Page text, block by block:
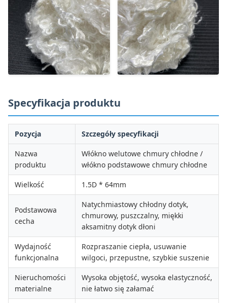
Specyfikacja produktu
Pozycja Szczegóły specyfikacji
Nazwa
produktu
Włókno welutowe chmury chłodne /
włókno podstawowe chmury chłodne
Wielkość 1.5D * 64mm
Podstawowa
cecha
Natychmiastowy chłodny dotyk,
chmurowy, puszczalny, miękki
aksamitny dotyk dłoni
Wydajność
funkcjonalna
Rozpraszanie ciepła, usuwanie
wilgoci, przepustne, szybkie suszenie
Nieruchomości
materialne
Wysoka objętość, wysoka elastyczność,
nie łatwo się załamać